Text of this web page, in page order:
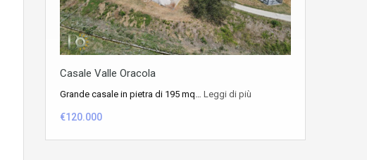
Casale Valle Oracola
Grande casale in pietra di 195 mq… Leggi di più
€120.000